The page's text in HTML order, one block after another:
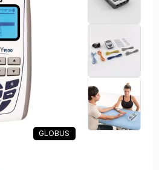
GLOBUS